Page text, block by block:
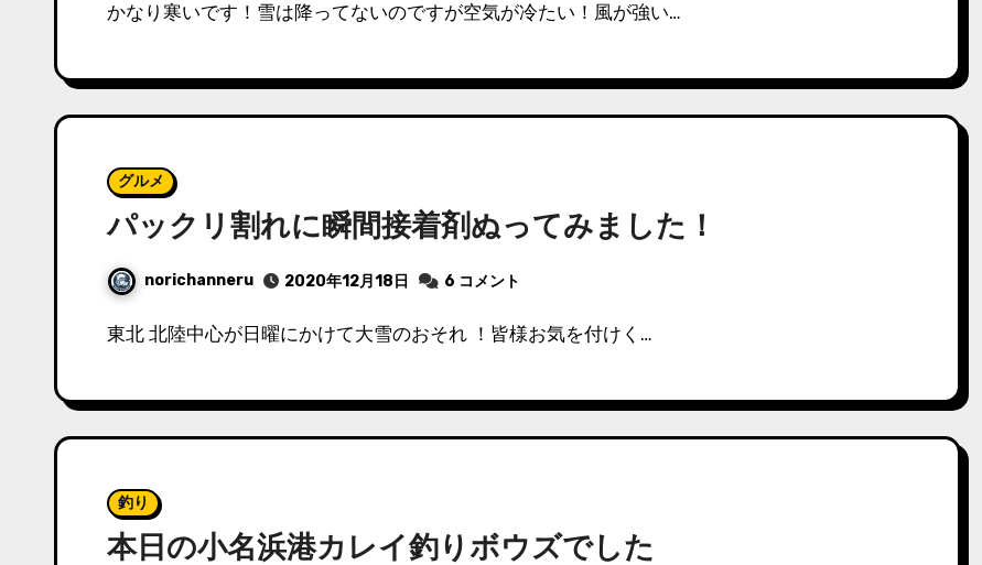
かなり寒いです！雪は降ってないのですが空気が冷たい！風が強い…
グルメ
パックリ割れに瞬間接着剤ぬってみました！
norichanneru 2020年12月18日 6 コメント
東北 北陸中心が日曜にかけて大雪のおそれ ！皆様お気を付けく…
釣り
本日の小名浜港カレイ釣りボウズでした